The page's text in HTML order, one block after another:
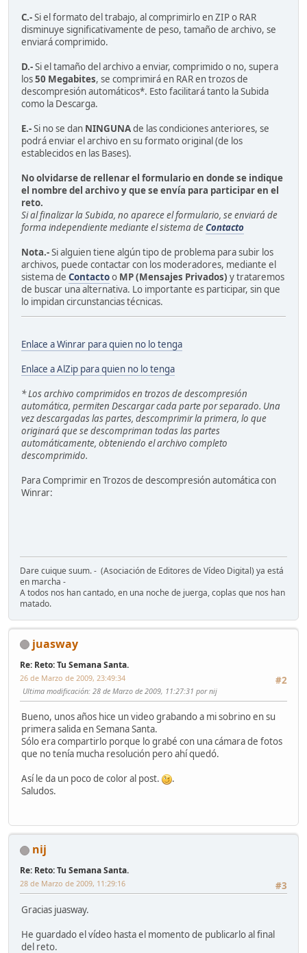
C.-Si el formato del trabajo, al comprimirlo en ZIP o RAR
disminuye significativamente de peso, tamaño de archivo, se
enviará comprimido.
D.-Si el tamaño del archivo a enviar, comprimido o no, supera
los50 Megabites, se comprimirá en RAR en trozos de
descompresión automáticos*. Esto facilitará tanto la Subida
como la Descarga.
E.-Si no se dan NINGUNAde las condiciones anteriores, se
podrá enviar el archivo en su formato original (de los
establecidos en las Bases).
No olvidarse de rellenar el formulario en donde se indique
el nombre del archivo y que se envía para participar en el
reto.
Si al finalizar la Subida, no aparece el formulario, se enviará de
forma independiente mediante el sistema deContacto
Nota.-Si alguien tiene algún tipo de problema para subir los
archivos, puede contactar con los moderadores, mediante el
sistema de Contactoo MP (Mensajes Privados) y trataremos
de buscar una alternativa. Lo importante es participar, sin que
lo impidan circunstancias técnicas.
Enlace a Winrar para quien no lo tenga
Enlace a AlZip para quien no lo tenga
* Los archivo comprimidos en trozos de descompresión
automática, permiten Descargar cada parte por separado. Una
vez descargadas las partes, descomprimir la primera, lo que
originará que se descompriman todas las partes
automáticamente, obteniendo el archivo completo
descomprimido.
Para Comprimir en Trozos de descompresión automática con
Winrar:
Dare cuique suum. - (Asociación de Editores de Vídeo Digital) ya está
en marcha -
A todos nos han cantado, en una noche de juerga, coplas que nos han
matado.
juasway
Re: Reto: Tu Semana Santa.
#2
26 de Marzo de 2009, 23:49:34
Ultima modificación: 28 de Marzo de 2009, 11:27:31 por nij
Bueno, unos años hice un video grabando a mi sobrino en su
primera salida en Semana Santa.
Sólo era compartirlo porque lo grabé con una cámara de fotos
que no tenía mucha resolución pero ahí quedó.
Así le da un poco de color al post.
.
Saludos.
nij
Re: Reto: Tu Semana Santa.
#3
28 de Marzo de 2009, 11:29:16
Gracias juasway.
He guardado el vídeo hasta el momento de publicarlo al final
del reto.